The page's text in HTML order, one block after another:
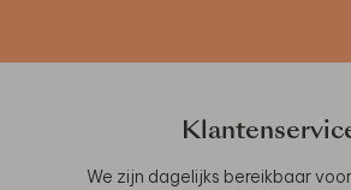
We zijn dagelijks bereikbaar